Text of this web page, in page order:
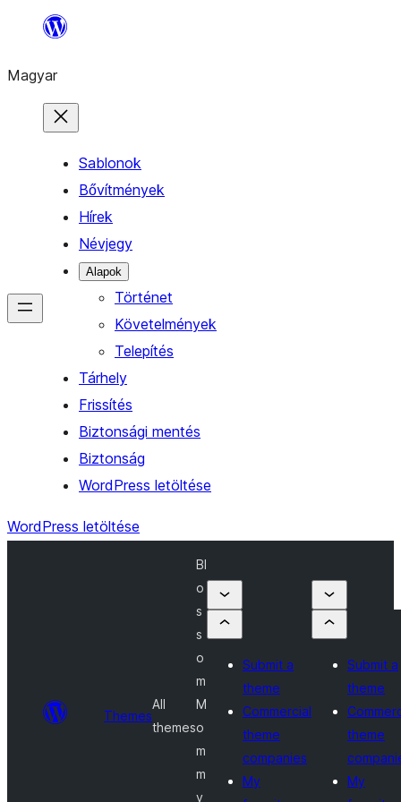
Ugrás
tartalomhoz
Magyar
Sablonok
Bővítmények
Hírek
Névjegy
Alapok
Történet
Követelmények
Telepítés
Tárhely
Frissítés
Biztonsági mentés
Biztonság
WordPress letöltése
WordPress letöltése
Themes
All
themes
Bl
o
s
s
o
m
M
o
m
m
y
Submit a
theme
Commercial
theme
companies
My
Submit a
theme
theme
My